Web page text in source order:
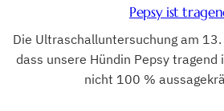
Pepsy ist
Die Ultraschalluntersuchung am
dass unsere Hündin Pepsy tragend
nicht 100 %